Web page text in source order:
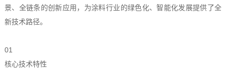
景、全链条的创新应用，为涂料行业的绿色化、智能化发展提供了全
新技术路径。
01
核心技术特性